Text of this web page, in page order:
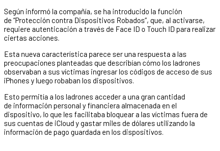
Según informó la compañía, se ha introducido la función
de “Protección contra Dispositivos Robados”, que, al activarse,
requiere autenticación a través de Face ID o Touch ID para realizar
ciertas acciones.
Esta nueva característica parece ser una respuesta a las
preocupaciones planteadas que describían cómo los ladrones
observaban a sus víctimas ingresar los códigos de acceso de sus
iPhones y luego robaban los dispositivos.
Esto permitía a los ladrones acceder a una gran cantidad
de información personal y financiera almacenada en el
dispositivo, lo que les facilitaba bloquear a las víctimas fuera de
sus cuentas de iCloud y gastar miles de dólares utilizando la
información de pago guardada en los dispositivos.